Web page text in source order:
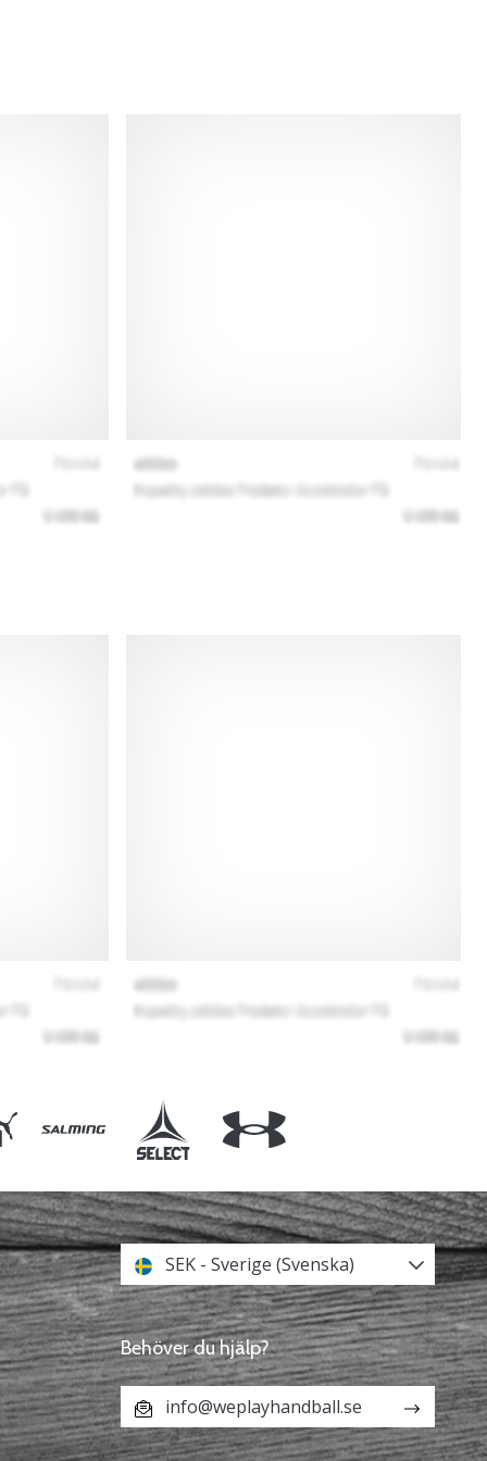
SEK - Sverige (Svenska)
Behöver du hjälp?
info@weplayhandball.se